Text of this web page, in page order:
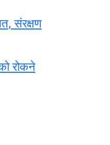
संरक्षण
रोकने